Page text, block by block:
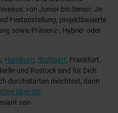
von Junior bis Senior. Je
Festanstellung, projektbasierte
sowie Präsenz-, Hybrid- oder
, Hamburg, Stuttgart, Frankfurt,
und Rostock sind für Dich
durchstarten möchtest, dann
über die
sein.